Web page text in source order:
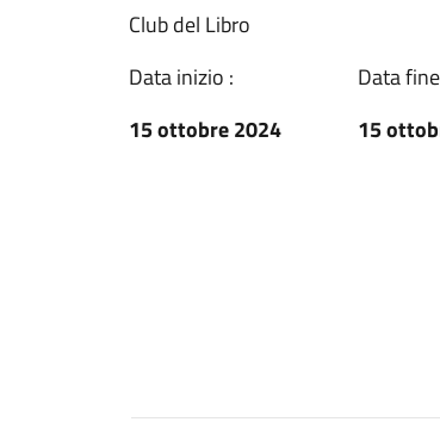
Club del Libro
Data inizio :
15 ottobre 2024
Data
15